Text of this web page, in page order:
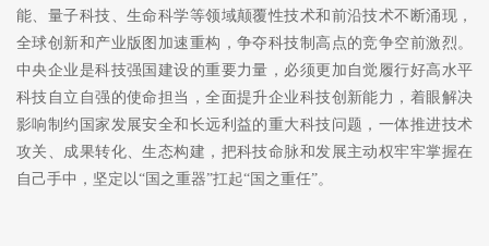
能、量子科技、生命科学等领域颠覆性技术和前沿技术不断涌现，
全球创新和产业版图加速重构，争夺科技制高点的竞争空前激烈。
中央企业是科技强国建设的重要力量，必须更加自觉履行好高水平
科技自立自强的使命担当，全面提升企业科技创新能力，着眼解决
影响制约国家发展安全和长远利益的重大科技问题，一体推进技术
攻关、成果转化、生态构建，把科技命脉和发展主动权牢牢掌握在
自己手中，坚定以“国之重器”扛起“国之重任”。